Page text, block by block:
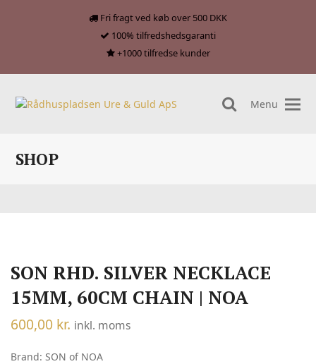
Fri fragt ved køb over 500 DKK
100% tilfredshedsgaranti
+1000 tilfredse kunder
search
Menu
SHOP
SON RHD. SILVER NECKLACE
15MM, 60CM CHAIN | NOA
600,00 kr. inkl. moms
Brand: SON of NOA